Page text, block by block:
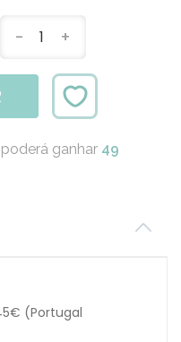
- 1 +
ganhar 49
(Portugal